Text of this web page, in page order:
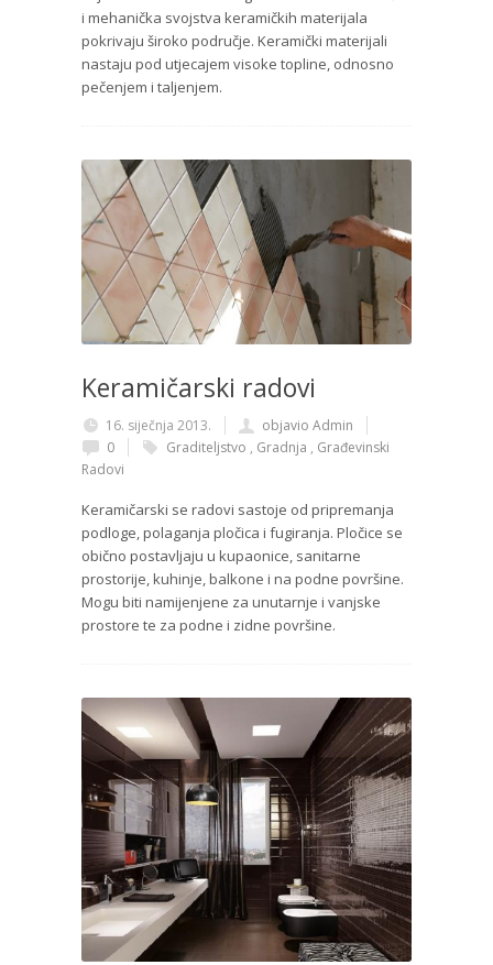
i mehanička svojstva keramičkih materijala
pokrivaju široko područje. Keramički materijali
nastaju pod utjecajem visoke topline, odnosno
pečenjem i taljenjem.
Keramičarski radovi
16. siječnja 2013.
objavio Admin
0
Graditeljstvo , Gradnja , Građevinski
Radovi
Keramičarski se radovi sastoje od pripremanja
podloge, polaganja pločica i fugiranja. Pločice se
obično postavljaju u kupaonice, sanitarne
prostorije, kuhinje, balkone i na podne površine.
Mogu biti namijenjene za unutarnje i vanjske
prostore te za podne i zidne površine.